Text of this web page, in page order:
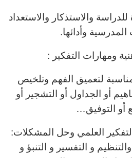
والاستذكار والاستعداد
المدرسية وأدائها.
ومهارات التفكير :
لتعميق الفهم وتلخيص
أو الجداول أو التشجير أو
أو التوفيق…
العلمي وحل المشكلات:
و التفسير و التنبؤ و